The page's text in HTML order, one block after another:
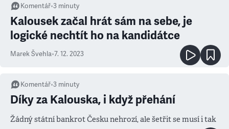
Komentář•3 minuty
Kalousek začal hrát sám na sebe, je
logické nechtít ho na kandidátce
Marek Švehla•7. 12. 2023
Komentář•3 minuty
Díky za Kalouska, i když přehání
Žádný státní bankrot Česku nehrozí, ale šetřit se musí i tak